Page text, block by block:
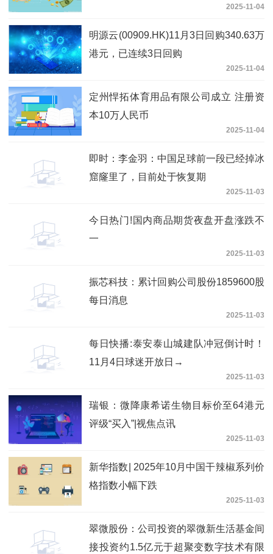
2025-11-04
明源云(00909.HK)11月3日回购340.63万
港元，已连续3日回购
2025-11-04
定州悍拓体育用品有限公司成立 注册资
本10万人民币
2025-11-04
即时：李金羽：中国足球前一段已经掉冰
窟窿里了，目前处于恢复期
2025-11-03
今日热门!国内商品期货夜盘开盘涨跌不
一
2025-11-03
振芯科技：累计回购公司股份1859600股
每日消息
2025-11-03
每日快播:泰安泰山城建队冲冠倒计时！
11月4日球迷开放日→
2025-11-03
瑞银：微降康希诺生物目标价至64港元
评级“买入”|视焦点讯
2025-11-03
新华指数| 2025年10月中国干辣椒系列价
格指数小幅下跌
2025-11-03
翠微股份：公司投资的翠微新生活基金间
接投资约1.5亿元于超聚变数字技术有限